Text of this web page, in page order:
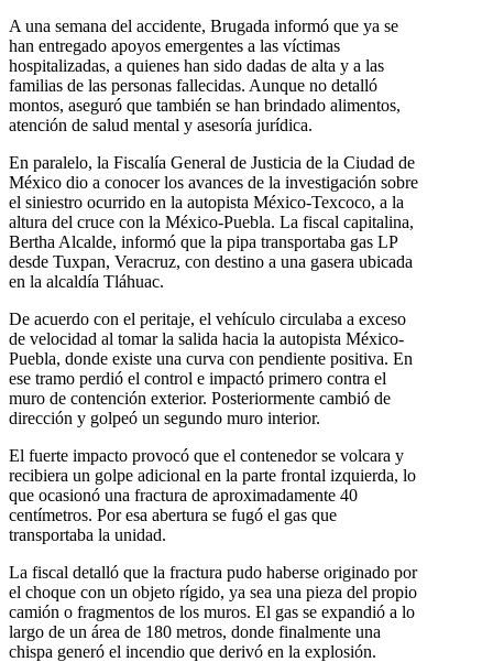
A una semana del accidente, Brugada informó que ya se
han entregado apoyos emergentes a las víctimas
hospitalizadas, a quienes han sido dadas de alta y a las
familias de las personas fallecidas. Aunque no detalló
montos, aseguró que también se han brindado alimentos,
atención de salud mental y asesoría jurídica.
En paralelo, la Fiscalía General de Justicia de la Ciudad de
México dio a conocer los avances de la investigación sobre
el siniestro ocurrido en la autopista México-Texcoco, a la
altura del cruce con la México-Puebla. La fiscal capitalina,
Bertha Alcalde, informó que la pipa transportaba gas LP
desde Tuxpan, Veracruz, con destino a una gasera ubicada
en la alcaldía Tláhuac.
De acuerdo con el peritaje, el vehículo circulaba a exceso
de velocidad al tomar la salida hacia la autopista México-
Puebla, donde existe una curva con pendiente positiva. En
ese tramo perdió el control e impactó primero contra el
muro de contención exterior. Posteriormente cambió de
dirección y golpeó un segundo muro interior.
El fuerte impacto provocó que el contenedor se volcara y
recibiera un golpe adicional en la parte frontal izquierda, lo
que ocasionó una fractura de aproximadamente 40
centímetros. Por esa abertura se fugó el gas que
transportaba la unidad.
La fiscal detalló que la fractura pudo haberse originado por
el choque con un objeto rígido, ya sea una pieza del propio
camión o fragmentos de los muros. El gas se expandió a lo
largo de un área de 180 metros, donde finalmente una
chispa generó el incendio que derivó en la explosión.